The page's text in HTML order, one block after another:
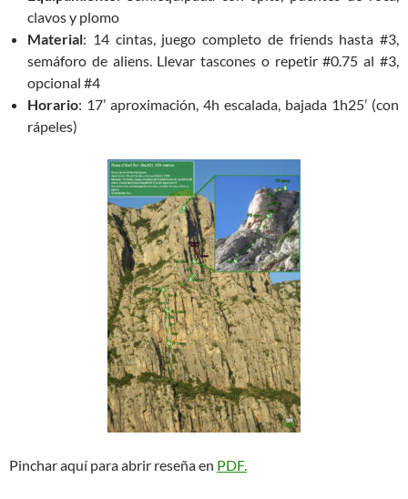
clavos y plomo
Material: 14 cintas, juego completo de friends hasta #3,
semáforo de aliens. Llevar tascones o repetir #0.75 al #3,
opcional #4
Horario: 17’ aproximación, 4h escalada, bajada 1h25’ (con
rápeles)
Pinchar aquí para abrir reseña en PDF.